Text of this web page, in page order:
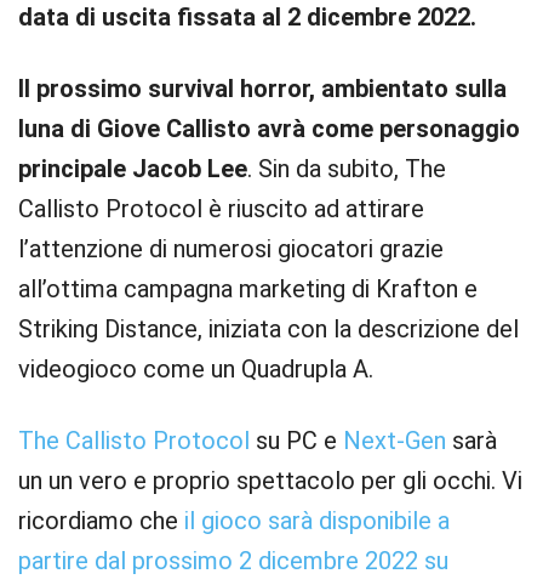
data di uscita fissata al 2 dicembre 2022.
Il prossimo survival horror, ambientato sulla
luna di Giove Callisto avrà come personaggio
principale Jacob Lee. Sin da subito, The
Callisto Protocol è riuscito ad attirare
l’attenzione di numerosi giocatori grazie
all’ottima campagna marketing di Krafton e
Striking Distance, iniziata con la descrizione del
videogioco come un Quadrupla A.
The Callisto Protocol su PC e Next-Gen sarà
un un vero e proprio spettacolo per gli occhi. Vi
ricordiamo che il gioco sarà disponibile a
partire dal prossimo 2 dicembre 2022 su